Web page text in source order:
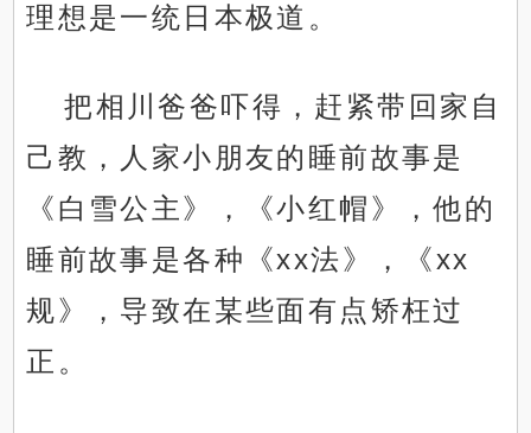
理想是一统日本极道。
把相川爸爸吓得，赶紧带回家自
己教，人家小朋友的睡前故事是
《白雪公主》，《小红帽》，他的
睡前故事是各种《xx法》，《xx
规》，导致在某些面有点矫枉过
正。